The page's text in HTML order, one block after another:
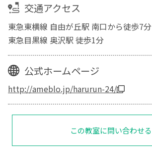
交通アクセス
東急東横線 自由が丘駅 南口から徒歩7分
東急目黒線 奥沢駅 徒歩1分
公式ホームページ
http://ameblo.jp/harurun-24/
この教室に問い合わせる